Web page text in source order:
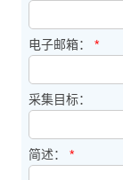
电子邮箱： *
采集目标：
简述： *